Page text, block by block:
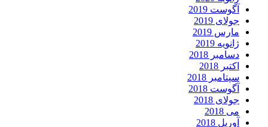
آگوست 2019
جولای 2019
مارس 2019
ژانویه 2019
دسامبر 2018
اکتبر 2018
سپتامبر 2018
آگوست 2018
جولای 2018
می 2018
آوریل 2018